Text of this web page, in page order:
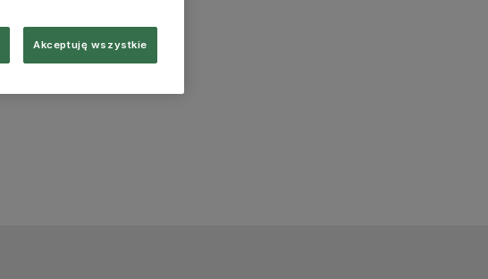
Akceptuję wszystkie